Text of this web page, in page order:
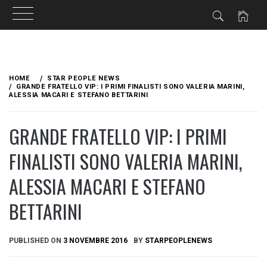
content
HOME
STAR PEOPLE NEWS
GRANDE FRATELLO VIP: I PRIMI FINALISTI SONO VALERIA MARINI,
ALESSIA MACARI E STEFANO BETTARINI
GRANDE FRATELLO VIP: I PRIMI
FINALISTI SONO VALERIA MARINI,
ALESSIA MACARI E STEFANO
BETTARINI
PUBLISHED ON 3 NOVEMBRE 2016 BY STARPEOPLENEWS